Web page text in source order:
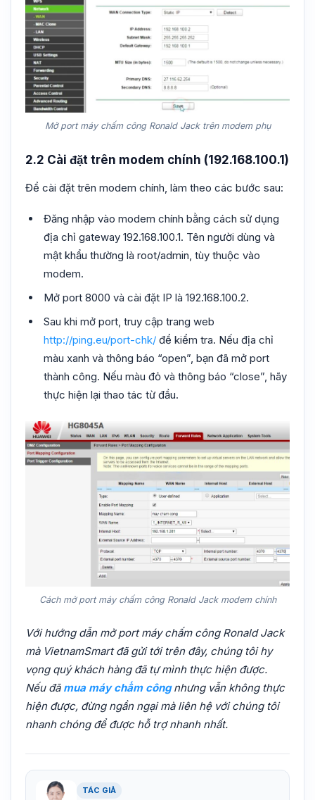
Mở port máy chấm công Ronald Jack trên modem phụ
2.2 Cài đặt trên modem chính (192.168.100.1)
Để cài đặt trên modem chính, làm theo các bước sau:
Đăng nhập vào modem chính bằng cách sử dụng
địa chỉ gateway 192.168.100.1. Tên người dùng và
mật khẩu thường là root/admin, tùy thuộc vào
modem.
Mở port 8000 và cài đặt IP là 192.168.100.2.
Sau khi mở port, truy cập trang web
http://ping.eu/port-chk/ để kiểm tra. Nếu địa chỉ
màu xanh và thông báo “open”, bạn đã mở port
thành công. Nếu màu đỏ và thông báo “close”, hãy
thực hiện lại thao tác từ đầu.
Cách mở port máy chấm công Ronald Jack modem chính
Với hướng dẫn mở port máy chấm công Ronald Jack
mà VietnamSmart đã gửi tới trên đây, chúng tôi hy
vọng quý khách hàng đã tự mình thực hiện được.
Nếu đã mua máy chấm côngnhưng vẫn không thực
hiện được, đừng ngần ngại mà liên hệ với chúng tôi
nhanh chóng để được hỗ trợ nhanh nhất.
TÁC GIẢ